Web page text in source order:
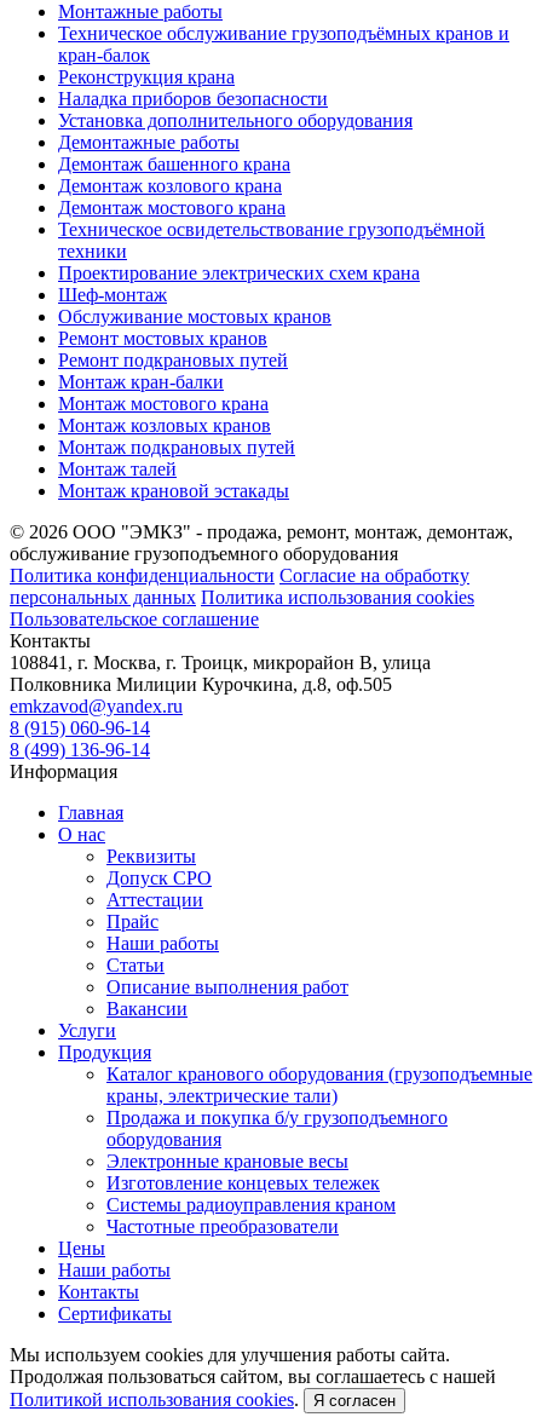
Монтажные работы
Техническое обслуживание грузоподъёмных кранов и
кран-балок
Реконструкция крана
Наладка приборов безопасности
Установка дополнительного оборудования
Демонтажные работы
Демонтаж башенного крана
Демонтаж козлового крана
Демонтаж мостового крана
Техническое освидетельствование грузоподъёмной
техники
Проектирование электрических схем крана
Шеф-монтаж
Обслуживание мостовых кранов
Ремонт мостовых кранов
Ремонт подкрановых путей
Монтаж кран-балки
Монтаж мостового крана
Монтаж козловых кранов
Монтаж подкрановых путей
Монтаж талей
Монтаж крановой эстакады
© 2026 ООО "ЭМКЗ" - продажа, ремонт, монтаж, демонтаж,
обслуживание грузоподъемного оборудования
Политика конфиденциальности Согласие на обработку
персональных данных Политика использования cookies
Пользовательское соглашение
Контакты
108841, г. Москва, г. Троицк, микрорайон В, улица
Полковника Милиции Курочкина, д.8, оф.505
emkzavod@yandex.ru
8 (915) 060-96-14
8 (499) 136-96-14
Информация
Главная
О нас
Реквизиты
Допуск СРО
Аттестации
Прайс
Наши работы
Статьи
Описание выполнения работ
Вакансии
Услуги
Продукция
Каталог кранового оборудования (грузоподъемные
краны, электрические тали)
Продажа и покупка б/у грузоподъемного
оборудования
Электронные крановые весы
Изготовление концевых тележек
Системы радиоуправления краном
Частотные преобразователи
Цены
Наши работы
Контакты
Сертификаты
Мы используем cookies для улучшения работы сайта.
Продолжая пользоваться сайтом, вы соглашаетесь с нашей
Политикой использования cookies. Я согласен